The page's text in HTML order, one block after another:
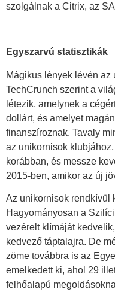
szolgálnak a Citrix, az
Egyszarvú statisztikák
Mágikus lények lévén az
TechCrunch szerint a
létezik, amelynek a
dollárt, és amelyet
finanszíroznak. Tavaly
az unikornisok
korábban, és messze
2015-ben, amikor az új
Az unikornisok rendkívül
Hagyományosan a
vezérelt klímáját
kedvező táptalajra. De
zöme továbbra is az
emelkedett ki, ahol 29
felhőalapú